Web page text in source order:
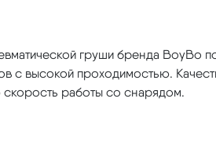
груши бренда BoyBo
с высокой проходимостью.
работы со снарядом.